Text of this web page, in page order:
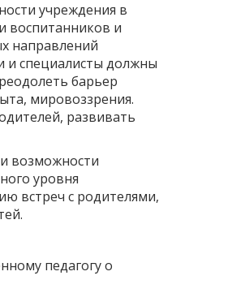
учреждения в
воспитанников и
направлений
и специалисты должны
барьер
мировоззрения.
развивать
возможности
уровня
встреч с родителями,
педагогу о